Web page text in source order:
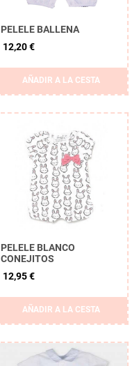
PELELE BALLENA
12,20 €
AÑADIR A LA CESTA
PELELE BLANCO
CONEJITOS
12,95 €
AÑADIR A LA CESTA